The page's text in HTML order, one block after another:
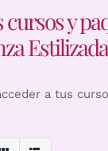
y
a tus